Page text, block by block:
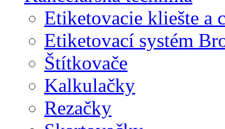
Etiketovacie kliešte a
Etiketovací systém
Štítkovače
Kalkulačky
Rezačky